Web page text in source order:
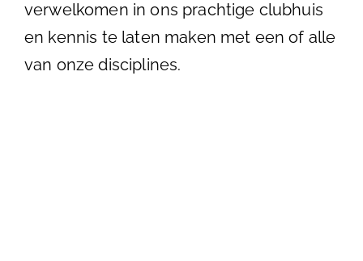
verwelkomen in ons prachtige clubhuis
en kennis te laten maken met een of alle
van onze disciplines.